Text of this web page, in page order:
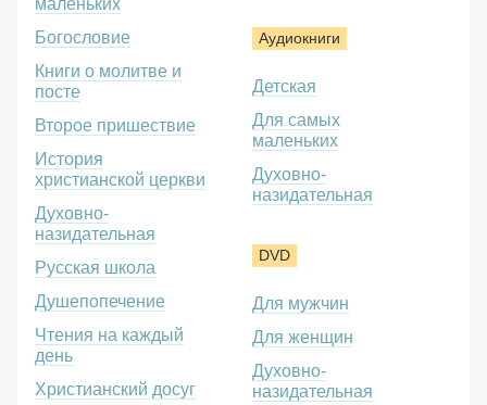
маленьких
Богословие
Книги о молитве и
посте
Второе пришествие
История
христианской церкви
Духовно-
назидательная
Русская школа
Душепопечение
Чтения на каждый
день
Христианский досуг
Аудиокниги
Детская
Для самых
маленьких
Духовно-
назидательная
DVD
Для мужчин
Для женщин
Духовно-
назидательная